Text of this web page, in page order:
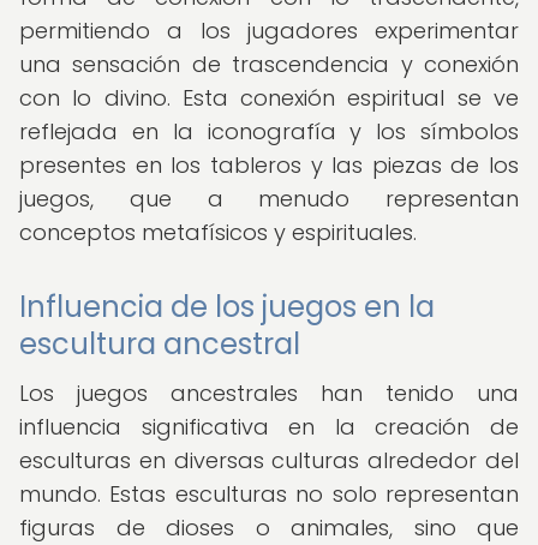
permitiendo a los jugadores experimentar
una sensación de trascendencia y conexión
con lo divino. Esta conexión espiritual se ve
reflejada en la iconografía y los símbolos
presentes en los tableros y las piezas de los
juegos, que a menudo representan
conceptos metafísicos y espirituales.
Influencia de los juegos en la
escultura ancestral
Los juegos ancestrales han tenido una
influencia significativa en la creación de
esculturas en diversas culturas alrededor del
mundo. Estas esculturas no solo representan
figuras de dioses o animales, sino que